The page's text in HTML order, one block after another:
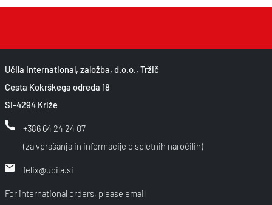
Učila International, založba, d.o.o., Tržič
Cesta Kokrškega odreda 18
SI-4294 Križe
+386 64 24 24 07
(za vprašanja in informacije o spletnih naročilih)
felix@ucila.si
For international orders, please email